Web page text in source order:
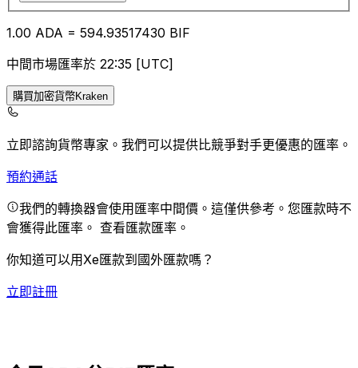
1.00 ADA = 594.93517430 BIF
中間市場匯率於 22:35 [UTC]
購買加密貨幣Kraken
立即諮詢貨幣專家。 我們可以提供比競爭對手更優惠的匯率。
預約通話
我們的轉換器會使用匯率中間價。這僅供參考。您匯款時不
會獲得此匯率。 查看匯款匯率。
你知道可以用Xe匯款到國外匯款嗎？
立即註冊